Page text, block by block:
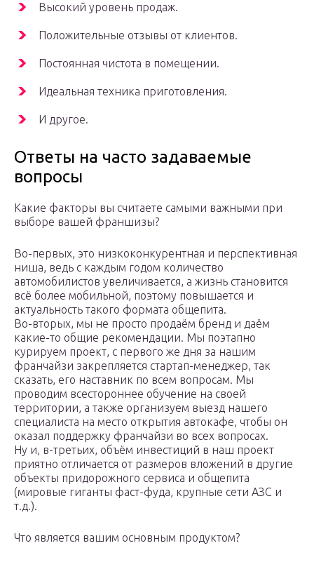
Высокий уровень продаж.
Положительные отзывы от клиентов.
Постоянная чистота в помещении.
Идеальная техника приготовления.
И другое.
Ответы на часто задаваемые
вопросы
Какие факторы вы считаете самыми важными при
выборе вашей франшизы?
Во-первых, это низкоконкурентная и перспективная
ниша, ведь с каждым годом количество
автомобилистов увеличивается, а жизнь становится
всё более мобильной, поэтому повышается и
актуальность такого формата общепита.
Во-вторых, мы не просто продаём бренд и даём
какие-то общие рекомендации. Мы поэтапно
курируем проект, с первого же дня за нашим
франчайзи закрепляется стартап-менеджер, так
сказать, его наставник по всем вопросам. Мы
проводим всестороннее обучение на своей
территории, а также организуем выезд нашего
специалиста на место открытия автокафе, чтобы он
оказал поддержку франчайзи во всех вопросах.
Ну и, в-третьих, объём инвестиций в наш проект
приятно отличается от размеров вложений в другие
объекты придорожного сервиса и общепита
(мировые гиганты фаст-фуда, крупные сети АЗС и
т.д.).
Что является вашим основным продуктом?